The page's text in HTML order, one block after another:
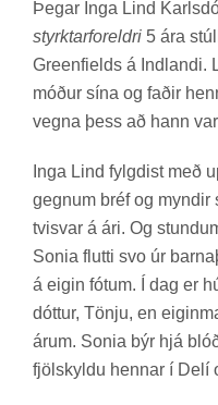
Þeg­ar Inga Lind
styrktarforeldri 5 ára
Green­fields á Indlandi.
móð­ur sína og fað­ir
vegna þess að hann
Inga Lind fylgd­ist með
gegn­um bréf og mynd­ir
tvisvar á ári. Og
Sonia flutti svo úr
á eig­in fót­um. Í dag er
dótt­ur, Tönju, en
árum. Sonia býr hjá
fjöl­skyldu henn­ar í Delí